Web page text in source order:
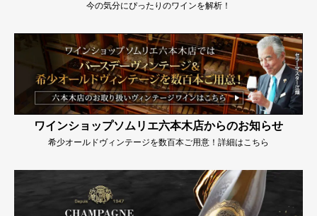
今の気分にぴったりのワインを解析！
ワインショップソムリエ六本木店からのお知らせ
希少オールドヴィンテージを数百本ご用意！詳細はこちら